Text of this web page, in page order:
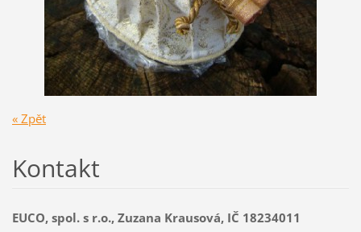
« Zpět
Kontakt
EUCO, spol. s r.o., Zuzana Krausová, IČ 18234011